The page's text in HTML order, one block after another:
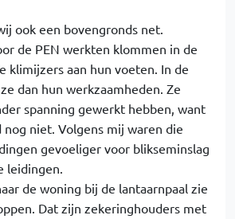
ook een bovengronds net.
de PEN werkten klommen in de
klimijzers aan hun voeten. In de
dan hun werkzaamheden. Ze
spanning gewerkt hebben, want
nog niet. Volgens mij waren die
gevoeliger voor blikseminslag
leidingen.
de woning bij de lantaarnpaal zie
Dat zijn zekeringhouders met